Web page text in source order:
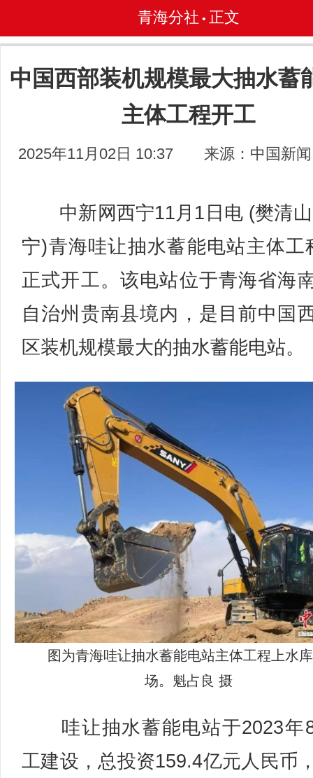
青海分社 • 正文
中国西部装机规模最大抽水蓄
主体工程开工
2025年11月02日 10:37 来源：中国新
中新网西宁11月1日电 (樊清山
宁)青海哇让抽水蓄能电站主体工
正式开工。该电站位于青海省海
自治州贵南县境内，是目前中国
区装机规模最大的抽水蓄能电站。
图为青海哇让抽水蓄能电站主体工程上水
场。魁占良 摄
哇让抽水蓄能电站于2023年
工建设，总投资159.4亿元人民币